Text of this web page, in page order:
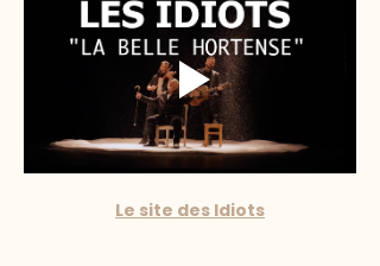
Le site des Idiots